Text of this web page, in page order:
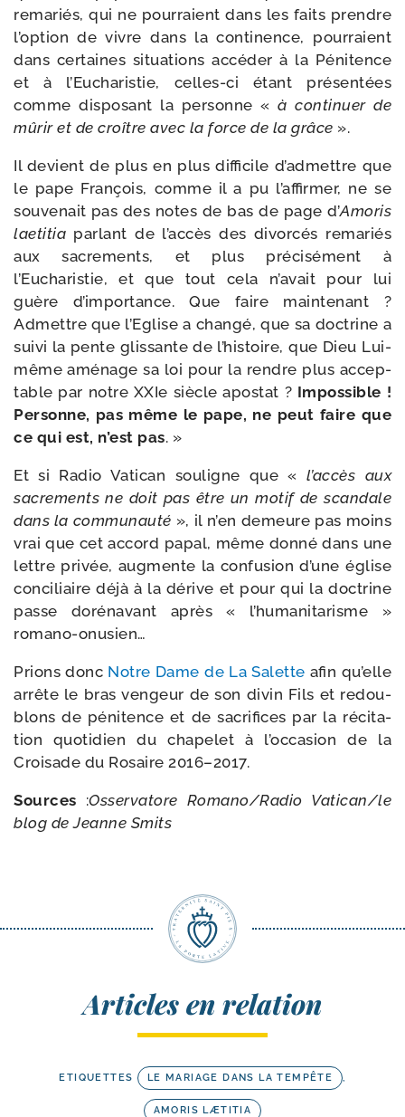
rema­riés, qui ne pour­raient dans les faits prendre
l’op­tion de vivre dans la conti­nence, pour­raient
dans cer­taines situa­tions accé­der à la Pénitence
et à l’Eucharistie, celles-​ci étant pré­sen­tées
comme dis­po­sant la per­sonne « à conti­nuer de
mûrir et de croître avec la force de la grâce ».
Il devient de plus en plus dif­fi­cile d’ad­mettre que
le pape François, comme il a pu l’af­fir­mer, ne se
sou­ve­nait pas des notes de bas de page d’Amoris
lae­ti­tia par­lant de l’ac­cès des divor­cés rema­riés
aux sacre­ments, et plus pré­ci­sé­ment à
l’Eucharistie, et que tout cela n’a­vait pour lui
guère d’im­por­tance. Que faire main­te­nant ?
Admettre que l’Eglise a chan­gé, que sa doc­trine a
sui­vi la pente glis­sante de l’his­toire, que Dieu Lui-​
même amé­nage sa loi pour la rendre plus accep­
table par notre XXIe siècle apos­tat ? Impossible !
Personne, pas même le pape, ne peut faire que
ce qui est, n’est pas. »
Et si Radio Vatican sou­ligne que« l’accès aux
sacre­ments ne doit pas être un motif de scan­dale
dans la com­mu­nau­té », il n’en demeure pas moins
vrai que cet accord papal, même don­né dans une
lettre pri­vée, aug­mente la confu­sion d’une église
conci­liaire déjà à la dérive et pour qui la doc­trine
passe doré­na­vant après « l’hu­ma­ni­ta­risme »
romano-onusien…
Prions donc Notre Dame de La Salette afin qu’elle
arrête le bras ven­geur de son divin Fils et redou­
blons de péni­tence et de sacri­fices par la réci­ta­
tion quo­ti­dien du cha­pe­let à l’oc­ca­sion de la
Croisade du Rosaire 2016–2017.
Sources :Osservatore Romano/​Radio Vatican/​le
blog de Jeanne Smits
Articles en relation
ETIQUETTES LE MARIAGE DANS LA TEMPÊTE ,
AMORIS LÆTITIA